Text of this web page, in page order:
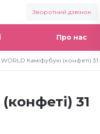
Зворотний дзвінок
Про нас
WORLD Каміфубукі (конфеті) 31
31